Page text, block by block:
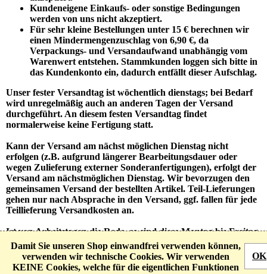
Kundeneigene Einkaufs- oder sonstige Bedingungen
werden von uns nicht akzeptiert.
Für sehr kleine Bestellungen unter 15 € berechnen wir
einen Mindermengenzuschlag von 6,90 €, da
Verpackungs- und Versandaufwand unabhängig vom
Warenwert entstehen. Stammkunden loggen sich bitte in
das Kundenkonto ein, dadurch entfällt dieser Aufschlag.
Unser fester Versandtag ist wöchentlich dienstags; bei Bedarf
wird unregelmäßig auch an anderen Tagen der Versand
durchgeführt. An diesem festen Versandtag findet
normalerweise keine Fertigung statt.
Kann der Versand am nächst möglichen Dienstag nicht
erfolgen (z.B. aufgrund längerer Bearbeitungsdauer oder
wegen Zulieferung externer Sonderanfertigungen), erfolgt der
Versand am nächstmöglichen Dienstag. Wir bevorzugen den
gemeinsamen Versand der bestellten Artikel. Teil-Lieferungen
gehen nur nach Absprache in den Versand, ggf. fallen für jede
Teillieferung Versandkosten an.
Ist von Arbeitstagen die Rede, so sind diese Montag bis Freitag
(ausgenommen bundesweite Feiertage oder Feiertage in
Niedersachsen).
OK
Damit Sie unseren Shop einwandfrei verwenden können,
verwenden wir technische Cookies. Wir verwenden
KEINE Cookies, welche für die eigentlichen Funktionen